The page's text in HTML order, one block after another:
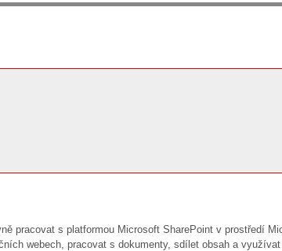
pracovat s platformou Microsoft SharePoint v prostředí
webech, pracovat s dokumenty, sdílet obsah a